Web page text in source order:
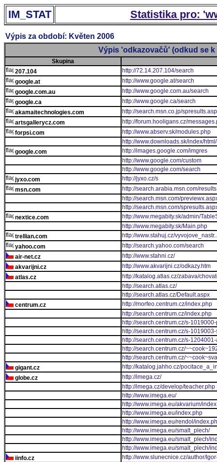
IM_STAT Statistika pro:
Výpis za období: Květen 2006
Výpis 'odkazovačů' (odkud se k
Skupina
207.104
http://72.14.207.104/search
google.at
http://www.google.at/search
google.com.au
http://www.google.com.au/search
google.ca
http://www.google.ca/search
akamaitechnologies.com
http://search.msn.co.jp/
artsgallerycz.com
http://forum.hooligans.cz/
forpsi.com
http://www.abserv.sk/modules.php
http://www.downloads.sk/index/
google.com
http://images.google.com/imgres
http://www.google.com/custom
http://www.google.com/search
jyxo.com
http://jyxo.cz/s
msn.com
http://search.arabia.msn.com/
http://search.msn.com/
http://search.msn.com/
nextice.com
http://www.megabity.sk/admin/
http://www.megabity.sk/Main.php
trellian.com
http://www.stahuj.cz/
yahoo.com
http://search.yahoo.com/search
air-net.cz
http://www.stahni.cz/
akvarijni.cz
http://www.akvarijni.cz/odkazy.htm
atlas.cz
http://katalog.atlas.cz/zabava/
http://search.atlas.cz/
http://search.atlas.cz/Default.aspx
centrum.cz
http://morfeo.centrum.cz/index.php
http://search.centrum.cz/index.php
http://search.centrum.cz/s-
http://search.centrum.cz/s-
http://search.centrum.cz/s-
http://search.centrum.cz/
http://search.centrum.cz/
gigant.cz
http://katalog.jahho.cz/
globe.cz
http://imega.cz/
http://imega.cz/develop/teacher.php
http://www.imega.eu/
http://www.imega.eu/akvarium/
http://www.imega.eu/index.php
http://www.imega.eu/rendol/
http://www.imega.eu/smalt_plech/
http://www.imega.eu/smalt_plech/
http://www.imega.eu/smalt_plech/
iinfo.cz
http://www.slunecnice.cz/author/